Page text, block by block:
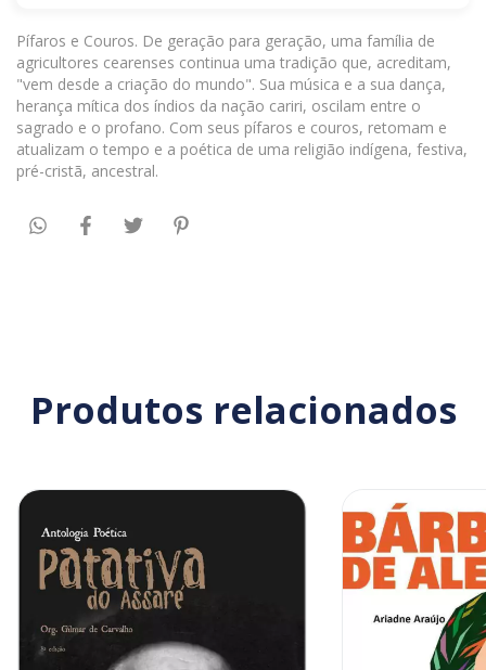
Pífaros e Couros. De geração para geração, uma família de
agricultores cearenses continua uma tradição que, acreditam,
"vem desde a criação do mundo". Sua música e a sua dança,
herança mítica dos índios da nação cariri, oscilam entre o
sagrado e o profano. Com seus pífaros e couros, retomam e
atualizam o tempo e a poética de uma religião indígena, festiva,
pré-cristã, ancestral.
Produtos relacionados